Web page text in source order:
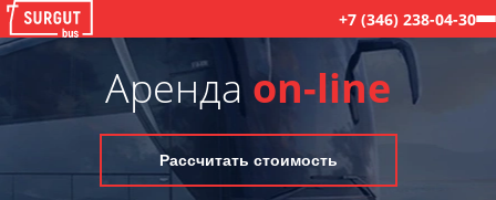
+7 (346) 238-04-30
Аренда on-line
Рассчитать стоимость